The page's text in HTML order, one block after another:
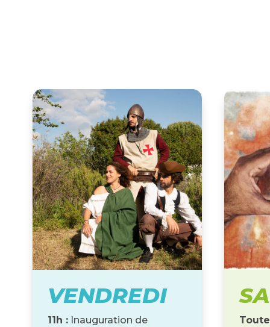
VENDREDI
11h :Inauguration de